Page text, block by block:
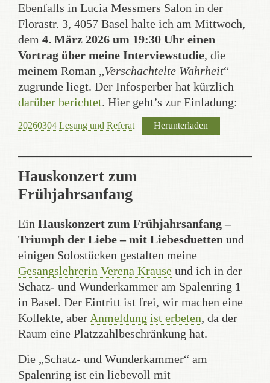
Ebenfalls in Lucia Messmers Salon in der
Florastr. 3, 4057 Basel halte ich am Mittwoch,
dem 4. März 2026 um 19:30 Uhr einen
Vortrag über meine Interviewstudie, die
meinem Roman „Verschachtelte Wahrheit“
zugrunde liegt. Der Infosperber hat kürzlich
darüber berichtet. Hier geht’s zur Einladung:
20260304 Lesung und Referat Herunterladen
Hauskonzert zum
Frühjahrsanfang
Ein Hauskonzert zum Frühjahrsanfang –
Triumph der Liebe – mit Liebesduetten und
einigen Solostücken gestalten meine
Gesangslehrerin Verena Krause und ich in der
Schatz- und Wunderkammer am Spalenring 1
in Basel. Der Eintritt ist frei, wir machen eine
Kollekte, aber Anmeldung ist erbeten, da der
Raum eine Platzzahlbeschränkung hat.
Die „Schatz- und Wunderkammer“ am
Spalenring ist ein liebevoll mit